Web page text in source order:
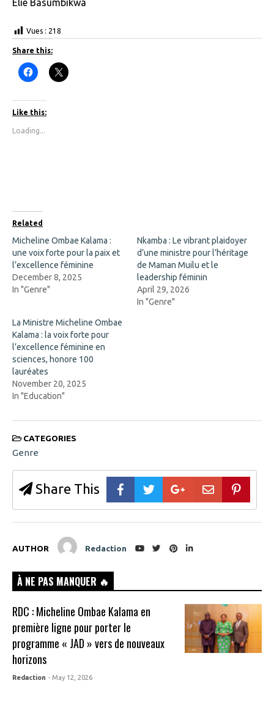
Élie Basumbikwa
Vues : 218
Share this:
C
l
k
t
o
h
b
o
o
k
(
O
p
e
n
s
i
e
w
w
i
n
d
o
w
)
C
l
i
n
n
e
w
w
w
)
Like this:
Loading...
Related
Micheline Ombae Kalama :
une voix forte pour la paix et
l’excellence féminine
December 8, 2025
In "Genre"
Nkamba : Le vibrant plaidoyer
d’une ministre pour l’héritage
de Maman Muilu et le
leadership féminin
April 29, 2026
In "Genre"
La Ministre Micheline Ombae
Kalama : la voix forte pour
l’excellence féminine en
sciences, honore 100
lauréates
November 20, 2025
In "Education"
CATEGORIES
Genre
Share This
AUTHOR Redaction
À NE PAS MANQUER 🔥
RDC : Micheline Ombae Kalama en
première ligne pour porter le
programme « JAD » vers de nouveaux
horizons
Redaction - May 12, 2026